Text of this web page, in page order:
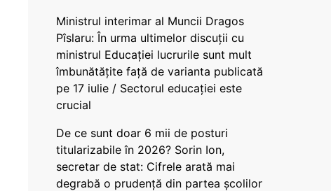
Ministrul interimar al Muncii Dragos
Pîslaru: În urma ultimelor discuții cu
ministrul Educației lucrurile sunt mult
îmbunătățite față de varianta publicată
pe 17 iulie / Sectorul educației este
crucial
De ce sunt doar 6 mii de posturi
titularizabile în 2026? Sorin Ion,
secretar de stat: Cifrele arată mai
degrabă o prudență din partea școlilor